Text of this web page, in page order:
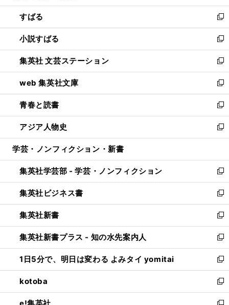
開
く
ウ
で
開
く
ン
ド
ウ
で
開
く
すばる
新
し
い
ウ
ィ
ン
ド
ウ
で
開
く
小説すばる
新
し
い
ウ
ィ
ン
ド
ウ
で
開
集英社 文芸ステーション
新
し
い
ウ
ィ
ン
ド
ウ
開
く
web 集英社文庫
新
し
い
ウ
ィ
ン
ウ
で
開
く
青春と読書
新
し
い
ウ
ン
ド
ウ
で
開
く
アジア人物史
新
し
ウ
ィ
ン
ド
ウ
で
開
く
学芸・ノンフィクション・新書
集英社学芸部 - 学芸・ノンフィクション
新
し
い
ウ
ィ
ン
ド
ウ
で
開
く
集英社ビジネス書
新
し
い
ウ
ィ
ン
ド
ウ
で
開
く
集英社新書
新
し
い
ウ
ィ
ン
ド
ウ
集英社新書プラス - 知の水先案内人
新
し
い
ウ
ィ
ン
1日5分で、明日は変わる よみタイ yomitai
新
し
い
ウ
kotoba
新
し